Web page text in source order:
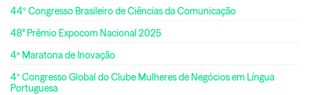
44º Congresso Brasileiro de Ciências da Comunicação
48° Prêmio Expocom Nacional 2025
4ª Maratona de Inovação
4º Congresso Global do Clube Mulheres de Negócios em Língua
Portuguesa